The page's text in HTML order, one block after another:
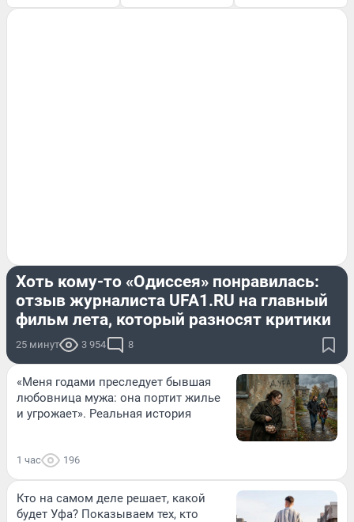
Хоть кому-то «Одиссея» понравилась:
отзыв журналиста UFA1.RU на главный
фильм лета, который разносят критики
25 минут 3 954 8
«Меня годами преследует бывшая
любовница мужа: она портит жилье
и угрожает». Реальная история
1 час 196
Кто на самом деле решает, какой
будет Уфа? Показываем тех, кто